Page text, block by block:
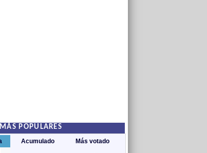
POPULARES
Acumulado Más votado